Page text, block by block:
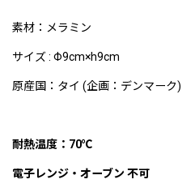
素材：メラミン
サイズ : Φ9cm×h9cm
原産国：タイ (企画：デンマーク)
耐熱温度：70℃
電子レンジ・オーブン 不可